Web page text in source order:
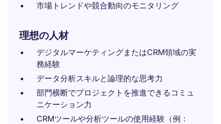
市場トレンドや競合動向のモニタリング
理想の人材
デジタルマーケティングまたはCRM領域の実
務経験
データ分析スキルと論理的な思考力
部門横断でプロジェクトを推進できるコミュ
ニケーション力
CRMツールや分析ツールの使用経験（例：